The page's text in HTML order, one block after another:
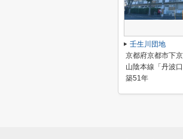
壬生川団地
京都府京都市下
山陰本線「丹波
築51年